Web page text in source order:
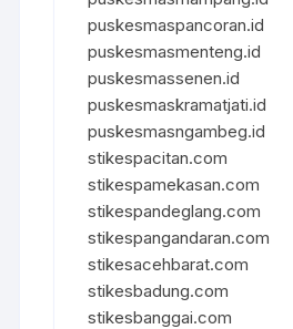
puskesmaspancoran.id
puskesmasmenteng.id
puskesmassenen.id
puskesmaskramatjati.id
puskesmasngambeg.id
stikespacitan.com
stikespamekasan.com
stikespandeglang.com
stikespangandaran.com
stikesacehbarat.com
stikesbadung.com
stikesbanggai.com